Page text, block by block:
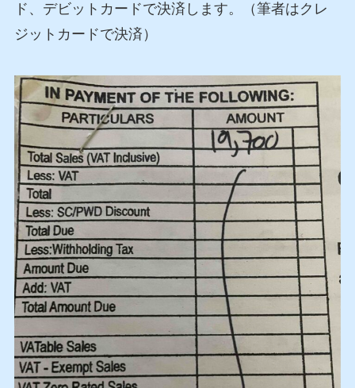
ド、デビットカードで決済します。（筆者はクレ
ジットカードで決済）